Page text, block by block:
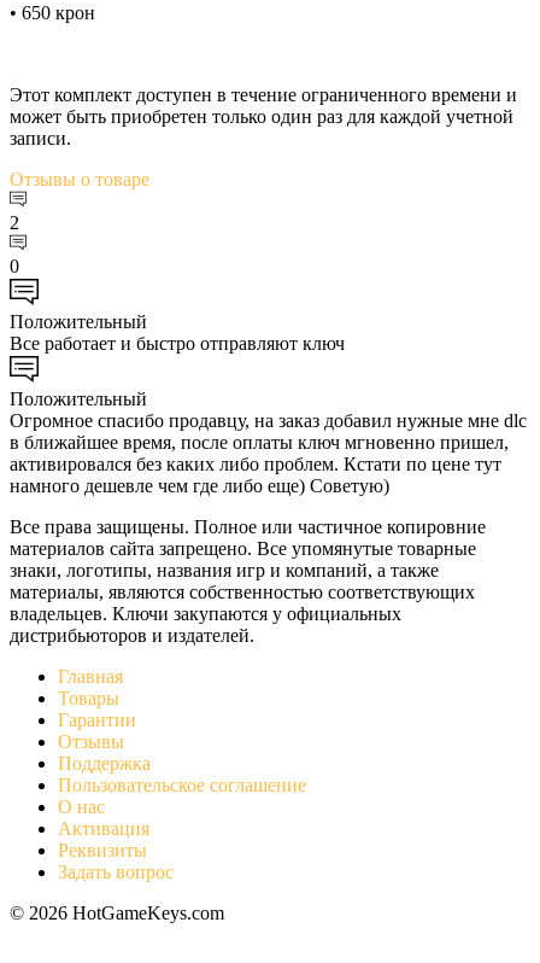
• 650 крон
Этот комплект доступен в течение ограниченного времени и
может быть приобретен только один раз для каждой учетной
записи.
Отзывы о товаре
2
0
Положительный
Все работает и быстро отправляют ключ
Положительный
Огромное спасибо продавцу, на заказ добавил нужные мне dlc
в ближайшее время, после оплаты ключ мгновенно пришел,
активировался без каких либо проблем. Кстати по цене тут
намного дешевле чем где либо еще) Советую)
Все права защищены. Полное или частичное копировние
материалов сайта запрещено. Все упомянутые товарные
знаки, логотипы, названия игр и компаний, а также
материалы, являются собственностью соответствующих
владельцев. Ключи закупаются у официальных
дистрибьюторов и издателей.
Главная
Товары
Гарантии
Отзывы
Поддержка
Пользовательское соглашение
О нас
Активация
Реквизиты
Задать вопрос
© 2026 HotGameKeys.com